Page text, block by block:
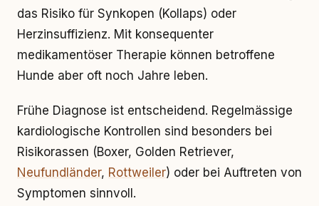
das Risiko für Synkopen (Kollaps) oder
Herzinsuffizienz. Mit konsequenter
medikamentöser Therapie können betroffene
Hunde aber oft noch Jahre leben.
Frühe Diagnose ist entscheidend. Regelmässige
kardiologische Kontrollen sind besonders bei
Risikorassen (Boxer, Golden Retriever,
Neufundländer, Rottweiler) oder bei Auftreten von
Symptomen sinnvoll.